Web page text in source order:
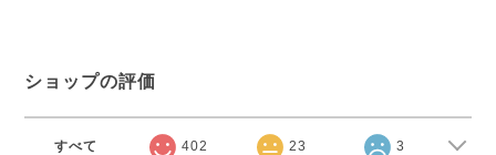
ショップの評価
すべて 402 23 3